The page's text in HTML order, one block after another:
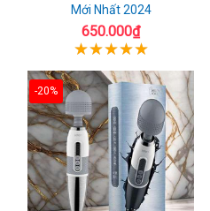
Mới Nhất 2024
650.000₫
-20%